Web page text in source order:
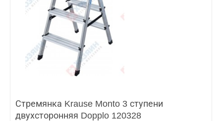
Стремянка Krause Monto 3 ступени
двухсторонняя Dopplo 120328